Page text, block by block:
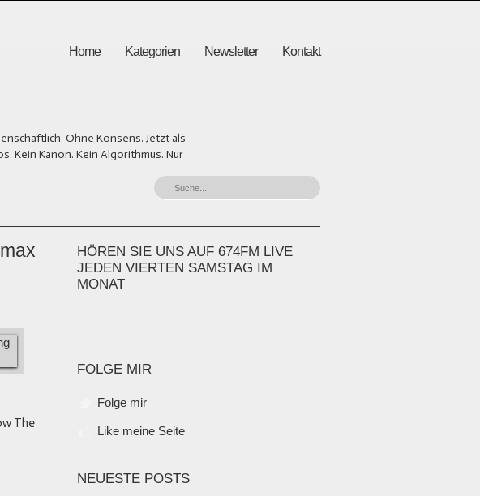
Home Kategorien Newsletter Kontakt
Ohne Konsens. Jetzt als
Kein Kanon. Kein Algorithmus. Nur
The
HÖREN SIE UNS AUF 674FM LIVE
JEDEN VIERTEN SAMSTAG IM
MONAT
FOLGE MIR
Folge mir
Like meine Seite
NEUESTE POSTS